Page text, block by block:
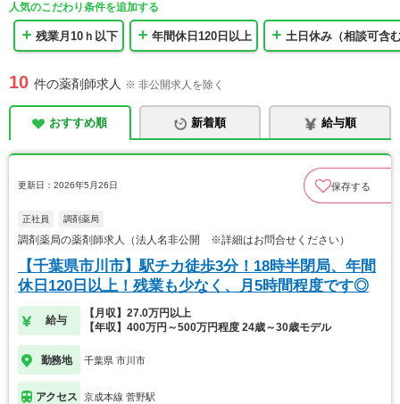
人気のこだわり条件を追加する
残業月10ｈ以下 年間休日120日以上 土日休み（相談可含
10 件の薬剤師求人 ※ 非公開求人を除く
おすすめ順 新着順 給与順
更新日：2026年5月26日 保存する
正社員 調剤薬局
調剤薬局の薬剤師求人（法人名非公開 ※詳細はお問合せください）
【千葉県市川市】駅チカ徒歩3分！18時半閉局、年間
休日120日以上！残業も少なく、月5時間程度です◎
給与
【月収】27.0万円以上
【年収】400万円～500万円程度 24歳～30歳モデル
勤務地 千葉県 市川市
アクセス 京成本線 菅野駅